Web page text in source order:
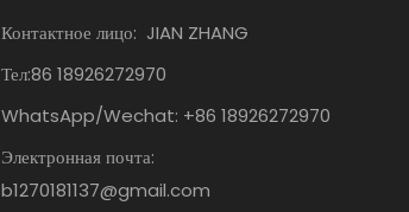
Контактное лицо: JIAN ZHANG
Тел:86 18926272970
WhatsApp/Wechat: +86 18926272970
Электронная почта:
b1270181137@gmail.com